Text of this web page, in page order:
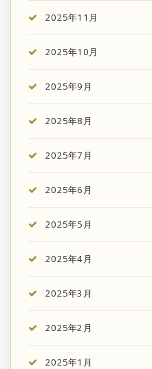
2025年11月
2025年10月
2025年9月
2025年8月
2025年7月
2025年6月
2025年5月
2025年4月
2025年3月
2025年2月
2025年1月